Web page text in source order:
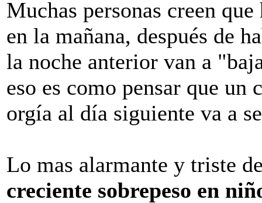
Muchas personas creen
en la mañana, después de
la noche anterior van a
eso es como pensar que un
orgía al día siguiente va a
Lo mas alarmante y triste
creciente sobrepeso en